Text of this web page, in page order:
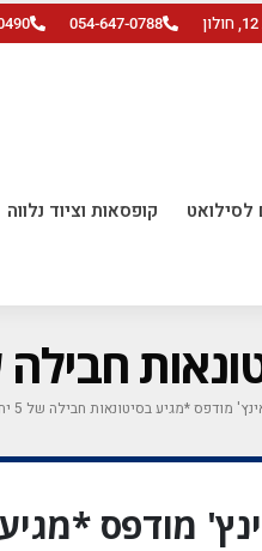
054-647-0788
לסילואט קופסאות וציוד נלווה
18 אינץ' מודפס